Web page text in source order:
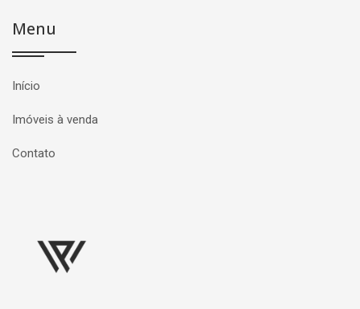
Menu
Início
Imóveis à venda
Contato